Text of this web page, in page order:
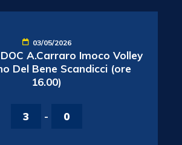
03/05/2026
A.Carraro Imoco Volley
Del Bene Scandicci (ore
16.00)
3 - 0